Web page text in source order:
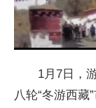
1月7日，游
八轮“冬游西藏